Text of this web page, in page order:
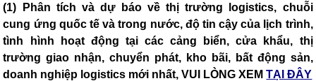
(1) Phân tích và dự báo về thị trường logistics, chuỗi
cung ứng quốc tế và trong nước, độ tin cậy của lịch trình,
tình hình hoạt động tại các cảng biển, cửa khẩu, thị
trường giao nhận, chuyển phát, kho bãi, bất động sản,
doanh nghiệp logistics mới nhất, VUI LÒNG XEM TẠI ĐÂY